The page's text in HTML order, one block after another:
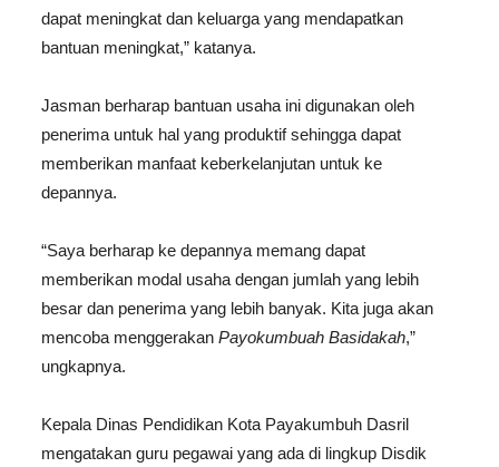
dapat meningkat dan keluarga yang mendapatkan
bantuan meningkat,” katanya.
Jasman berharap bantuan usaha ini digunakan oleh
penerima untuk hal yang produktif sehingga dapat
memberikan manfaat keberkelanjutan untuk ke
depannya.
“Saya berharap ke depannya memang dapat
memberikan modal usaha dengan jumlah yang lebih
besar dan penerima yang lebih banyak. Kita juga akan
mencoba menggerakanPayokumbuah Basidakah,”
ungkapnya.
Kepala Dinas Pendidikan Kota Payakumbuh Dasril
mengatakan guru pegawai yang ada di lingkup Disdik